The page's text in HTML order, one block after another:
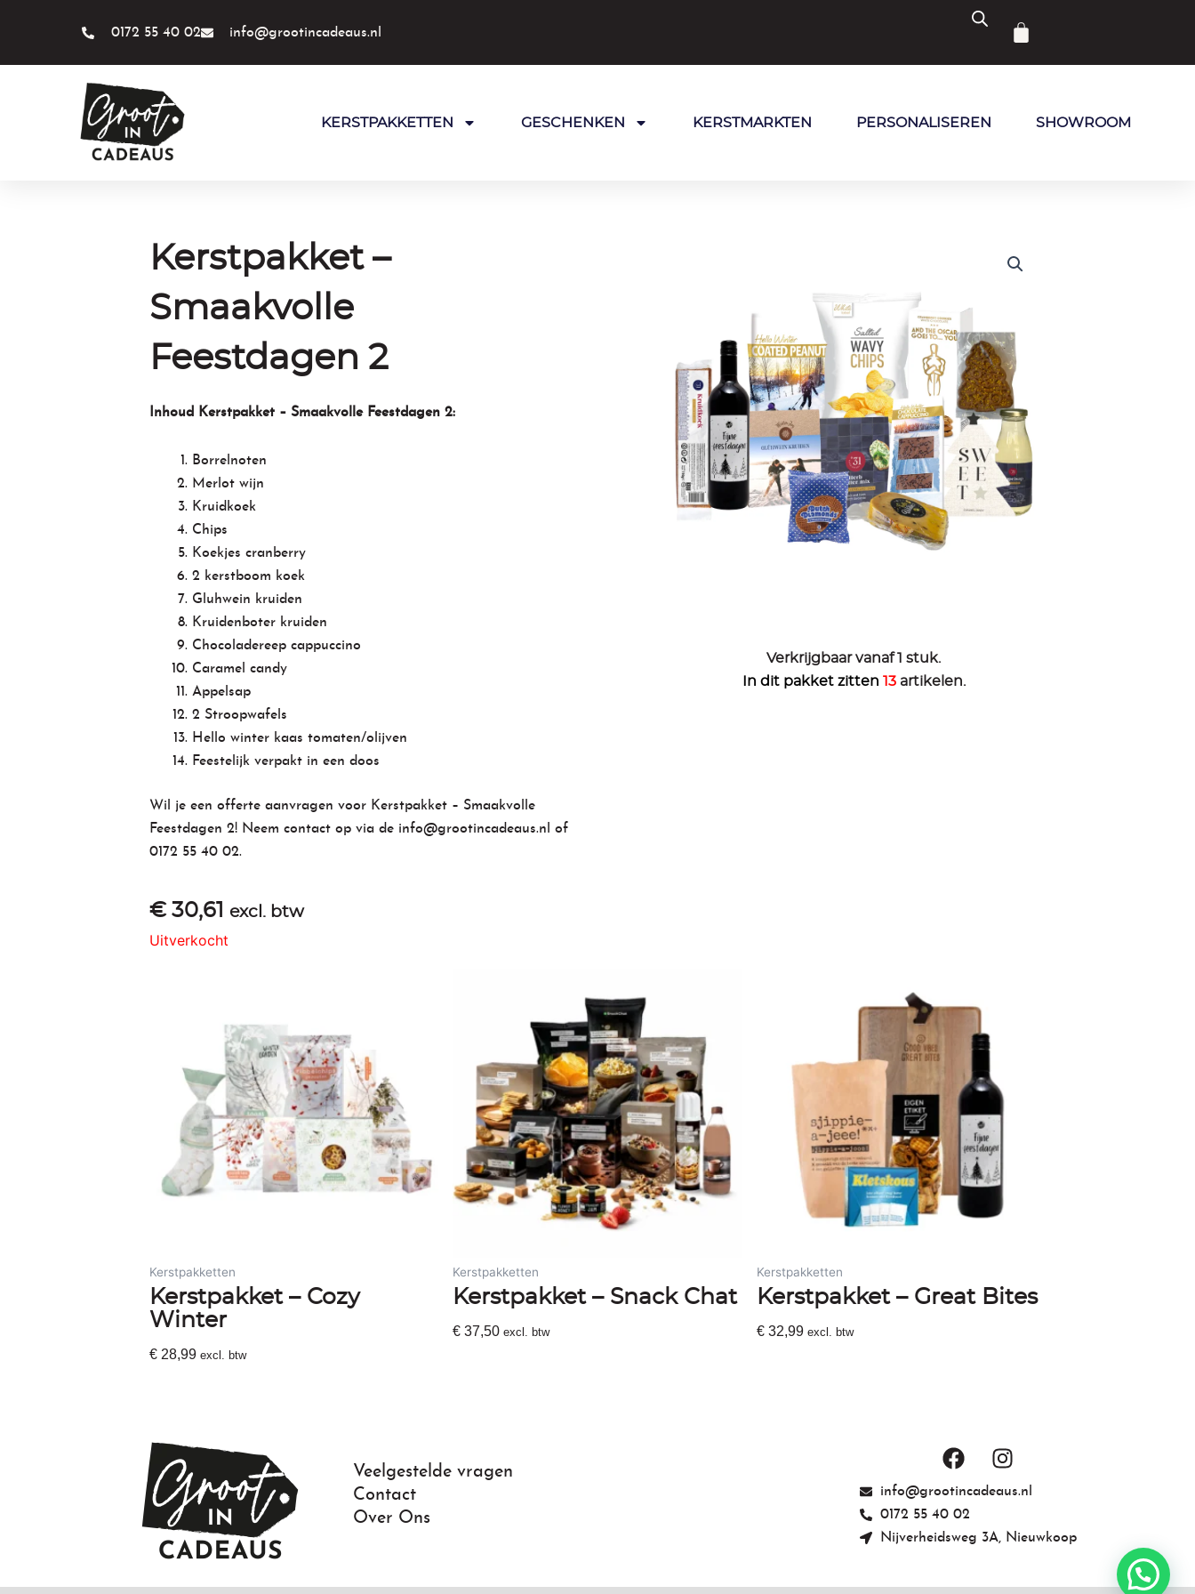
0172 55 40 02 info@grootincadeaus.nl Winkelwagen
KERSTPAKKETTEN GESCHENKEN KERSTMARKTEN PERSONALISEREN SHOWROOM
Kerstpakket –
Smaakvolle
Feestdagen 2
Inhoud Kerstpakket – Smaakvolle Feestdagen 2:
Borrelnoten
Merlot wijn
Kruidkoek
Chips
Koekjes cranberry
2 kerstboom koek
Gluhwein kruiden
Kruidenboter kruiden
Chocoladereep cappuccino
Caramel candy
Appelsap
2 Stroopwafels
Hello winter kaas tomaten/olijven
Feestelijk verpakt in een doos
Wil je een offerte aanvragen voor Kerstpakket – Smaakvolle
Feestdagen 2! Neem contact op via de info@grootincadeaus.nl
of
0172 55 40 02.
€30,61 excl. btw
Uitverkocht
Verkrijgbaar vanaf 1 stuk.
In dit pakket zitten 13 artikelen.
Gerelateerde producten
Kerstpakketten
Kerstpakket – Cozy
Winter
€ 28,99 excl. btw
Kerstpakketten
Kerstpakket – Snack Chat
€ 37,50 excl. btw
Kerstpakketten
Kerstpakket – Great Bites
€32,99 excl. btw
Veelgestelde vragen
Contact
Over Ons
F
a
c
e
b
I
n
s
a
info@grootincadeaus.nl
0172 55 40 02
Nijverheidsweg 3A, Nieuwkoop